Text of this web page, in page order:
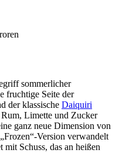
sommerlicher
fruchtige Seite der
der klassische Daiquiri
Limette und Zucker
ganz neue Dimension von
Version verwandelt
Schuss, das an heißen